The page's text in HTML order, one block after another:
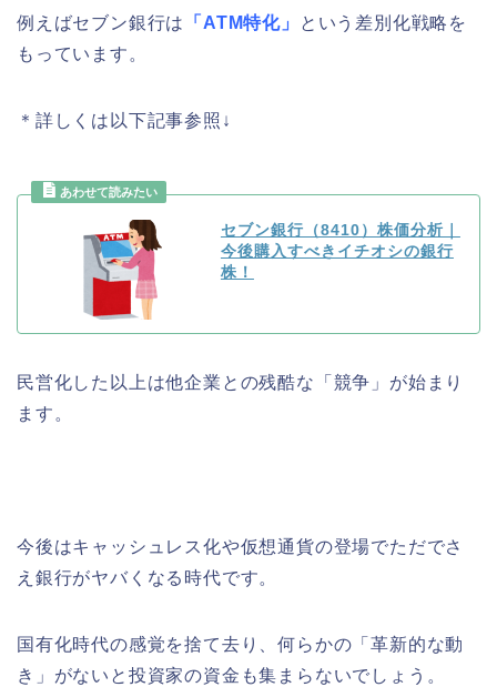
例えばセブン銀行は 「ATM特化」
という差別化戦略を
もっています。
＊詳しくは以下記事参照↓
セブン銀行（8410）株価分析｜
今後購入すべきイチオシの銀行
株！
民営化した以上は他企業との残酷な「競争」が始まり
ます。
今後はキャッシュレス化や仮想通貨の登場でただでさ
え銀行がヤバくなる時代です。
国有化時代の感覚を捨て去り、何らかの「革新的な動
き」がないと投資家の資金も集まらないでしょう。